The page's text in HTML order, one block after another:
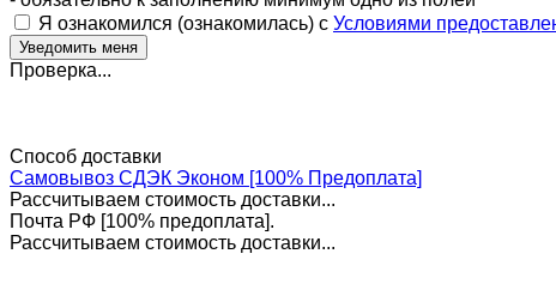
Я ознакомился (ознакомилась) с Условиями
Проверка...
Способ доставки
Самовывоз СДЭК Эконом [100% Предоплата]
Рассчитываем стоимость доставки...
Почта РФ [100% предоплата].
Рассчитываем стоимость доставки...